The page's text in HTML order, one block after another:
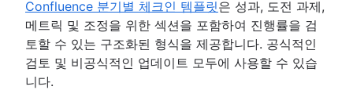
Confluence 분기별 체크인 템플릿은 성과, 도전 과제,
메트릭 및 조정을 위한 섹션을 포함하여 진행률을 검
토할 수 있는 구조화된 형식을 제공합니다. 공식적인
검토 및 비공식적인 업데이트 모두에 사용할 수 있습
니다.